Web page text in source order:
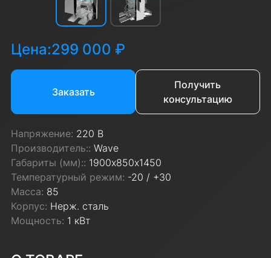
Цена:299 000 ₽
Заказать
Получить
консультацию
Напряжение: 220 В
Производитель::Wave
Габариты (мм):: 1900х850х1450
Температурный режим: -20 / +30
Масса: 85
Корпус: Нерж. сталь
Мощность: 1 кВт